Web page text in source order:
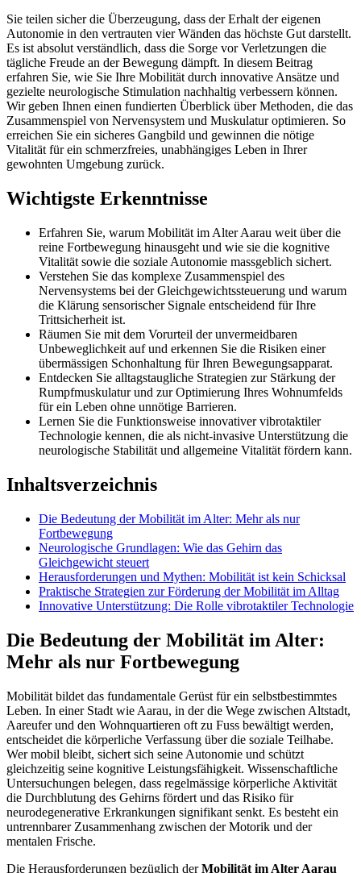
Sie teilen sicher die Überzeugung, dass der Erhalt der eigenen
Autonomie in den vertrauten vier Wänden das höchste Gut darstellt.
Es ist absolut verständlich, dass die Sorge vor Verletzungen die
tägliche Freude an der Bewegung dämpft. In diesem Beitrag
erfahren Sie, wie Sie Ihre Mobilität durch innovative Ansätze und
gezielte neurologische Stimulation nachhaltig verbessern können.
Wir geben Ihnen einen fundierten Überblick über Methoden, die das
Zusammenspiel von Nervensystem und Muskulatur optimieren. So
erreichen Sie ein sicheres Gangbild und gewinnen die nötige
Vitalität für ein schmerzfreies, unabhängiges Leben in Ihrer
gewohnten Umgebung zurück.
Wichtigste Erkenntnisse
Erfahren Sie, warum Mobilität im Alter Aarau weit über die
reine Fortbewegung hinausgeht und wie sie die kognitive
Vitalität sowie die soziale Autonomie massgeblich sichert.
Verstehen Sie das komplexe Zusammenspiel des
Nervensystems bei der Gleichgewichtssteuerung und warum
die Klärung sensorischer Signale entscheidend für Ihre
Trittsicherheit ist.
Räumen Sie mit dem Vorurteil der unvermeidbaren
Unbeweglichkeit auf und erkennen Sie die Risiken einer
übermässigen Schonhaltung für Ihren Bewegungsapparat.
Entdecken Sie alltagstaugliche Strategien zur Stärkung der
Rumpfmuskulatur und zur Optimierung Ihres Wohnumfelds
für ein Leben ohne unnötige Barrieren.
Lernen Sie die Funktionsweise innovativer vibrotaktiler
Technologie kennen, die als nicht-invasive Unterstützung die
neurologische Stabilität und allgemeine Vitalität fördern kann.
Inhaltsverzeichnis
Die Bedeutung der Mobilität im Alter: Mehr als nur
Fortbewegung
Neurologische Grundlagen: Wie das Gehirn das
Gleichgewicht steuert
Herausforderungen und Mythen: Mobilität ist kein Schicksal
Praktische Strategien zur Förderung der Mobilität im Alltag
Innovative Unterstützung: Die Rolle vibrotaktiler Technologie
Die Bedeutung der Mobilität im Alter:
Mehr als nur Fortbewegung
Mobilität bildet das fundamentale Gerüst für ein selbstbestimmtes
Leben. In einer Stadt wie Aarau, in der die Wege zwischen Altstadt,
Aareufer und den Wohnquartieren oft zu Fuss bewältigt werden,
entscheidet die körperliche Verfassung über die soziale Teilhabe.
Wer mobil bleibt, sichert sich seine Autonomie und schützt
gleichzeitig seine kognitive Leistungsfähigkeit. Wissenschaftliche
Untersuchungen belegen, dass regelmässige körperliche Aktivität
die Durchblutung des Gehirns fördert und das Risiko für
neurodegenerative Erkrankungen signifikant senkt. Es besteht ein
untrennbarer Zusammenhang zwischen der Motorik und der
mentalen Frische.
Die Herausforderungen bezüglich derMobilität im Alter Aarau